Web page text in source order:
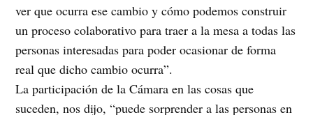
ver que ocurra ese cambio y cómo podemos construir
un proceso colaborativo para traer a la mesa a todas las
personas interesadas para poder ocasionar de forma
real que dicho cambio ocurra”.
La participación de la Cámara en las cosas que
suceden, nos dijo, “puede sorprender a las personas en